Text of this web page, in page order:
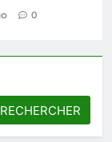
0
RECHERCHER